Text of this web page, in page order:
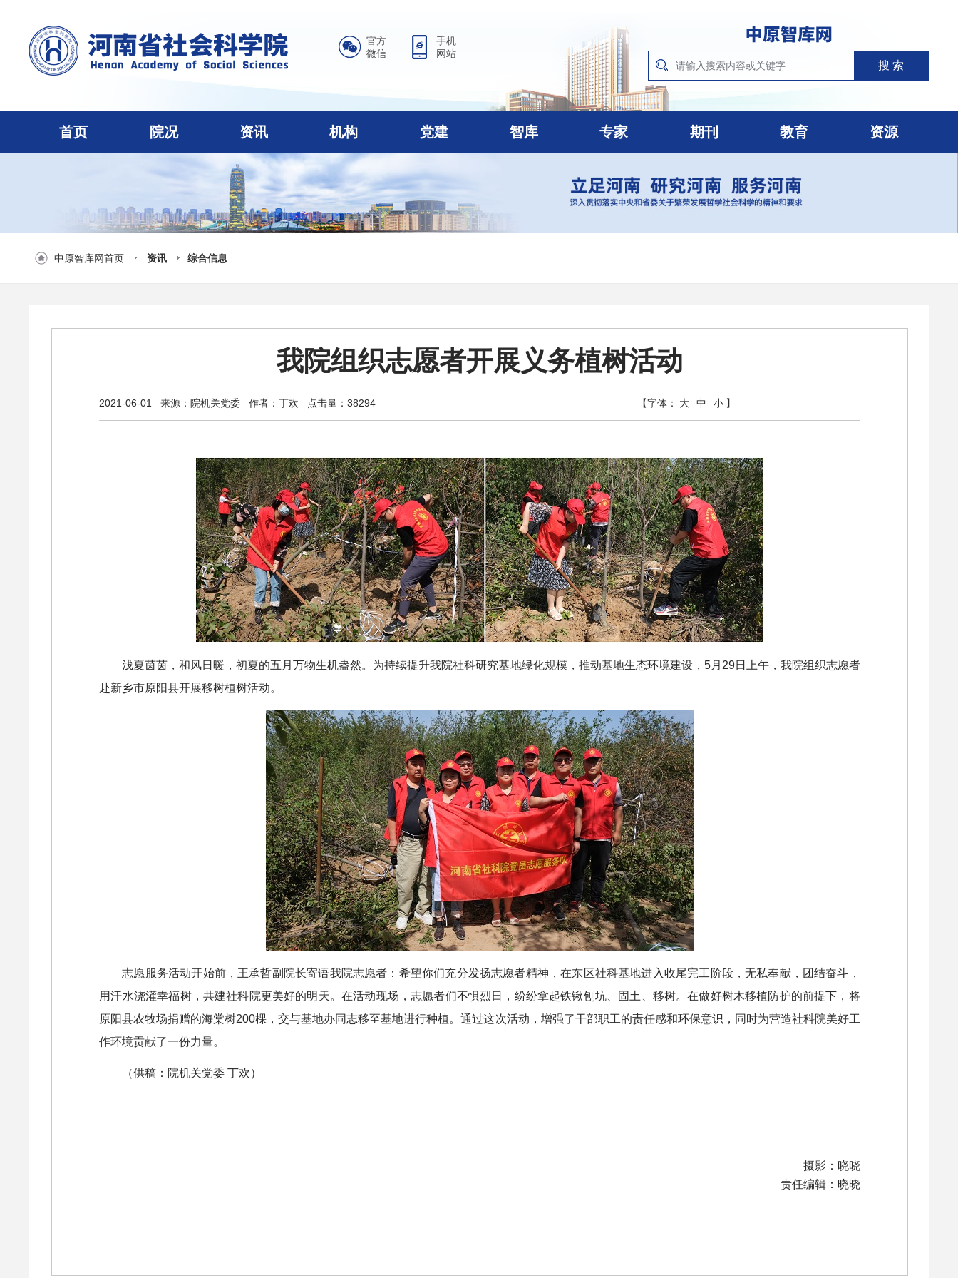
官方
微信
手机
网站
首页 院况 资讯 机构 党建 智库 专家 期刊 教育 资源
中原智库网首页 资讯 综合信息
我院组织志愿者开展义务植树活动
2021-06-01 来源：院机关党委 作者：丁欢 点击量：38294 【字体： 大 中 小 】
浅夏茵茵，和风日暖，初夏的五月万物生机盎然。为持续提升我院社科研究基地绿化规模，推动基地生态环境建设，5月29日上午，我院组织志愿者
赴新乡市原阳县开展移树植树活动。
志愿服务活动开始前，王承哲副院长寄语我院志愿者：希望你们充分发扬志愿者精神，在东区社科基地进入收尾完工阶段，无私奉献，团结奋斗，
用汗水浇灌幸福树，共建社科院更美好的明天。在活动现场，志愿者们不惧烈日，纷纷拿起铁锹刨坑、固土、移树。在做好树木移植防护的前提下，将
原阳县农牧场捐赠的海棠树200棵，交与基地办同志移至基地进行种植。通过这次活动，增强了干部职工的责任感和环保意识，同时为营造社科院美好工
作环境贡献了一份力量。
（供稿：院机关党委 丁欢）
摄影：晓晓
责任编辑：晓晓